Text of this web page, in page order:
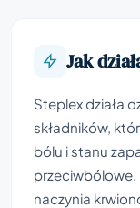
Jak
Steplex działa
składników,
bólu i stanu
przeciwbólowe,
naczynia